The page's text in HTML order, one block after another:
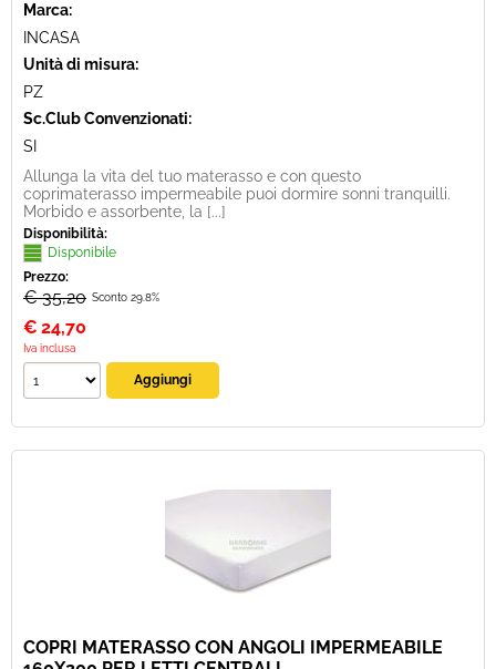
Marca:
INCASA
Unità di misura:
PZ
Sc.Club Convenzionati:
SI
Allunga la vita del tuo materasso e con questo
coprimaterasso impermeabile puoi dormire sonni tranquilli.
Morbido e assorbente, la [...]
Disponibilità:
Disponibile
Prezzo:
€ 35,20 Sconto 29.8%
€ 24,70
Iva inclusa
COPRI MATERASSO CON ANGOLI IMPERMEABILE